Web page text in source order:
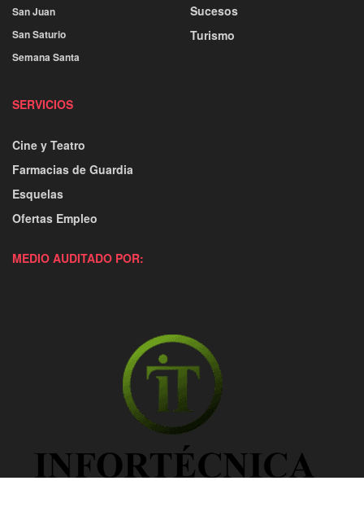
San Juan
San Saturio
Semana Santa
Sucesos
Turismo
SERVICIOS
Cine y Teatro
Farmacias de Guardia
Esquelas
Ofertas Empleo
MEDIO AUDITADO POR: